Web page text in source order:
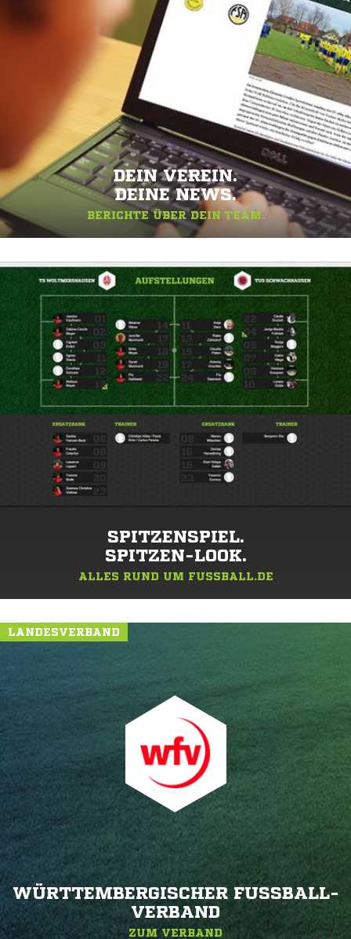
DEIN VEREIN.
DEINE NEWS.
BERICHTE ÜBER DEIN TEAM.
SPITZENSPIEL.
SPITZEN-LOOK.
ALLES RUND UM FUSSBALL.DE
LANDESVERBAND
WÜRTTEMBERGISCHER FUSSBALL-V
ERBAND
ZUM VERBAND